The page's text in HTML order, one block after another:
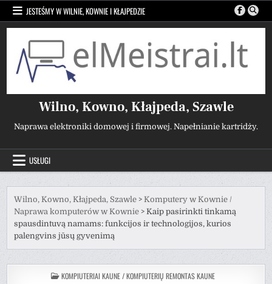
Przejdź
treści
JESTEŚMY W WILNIE, KOWNIE I KŁAJPEDZIE
Wilno, Kowno, Kłajpeda, Szawle
Naprawa elektroniki domowej i firmowej. Napełnianie kartridży.
USŁUGI
Wilno, Kowno, Kłajpeda, Szawle >Komputery w Kownie /
Naprawa komputerów w Kownie >Kaip pasirinkti tinkamą
spausdintuvą namams: funkcijos ir technologijos, kurios
palengvins jūsų gyvenimą
POSTED
KOMPIUTERIAI KAUNE / KOMPIUTERIŲ REMONTAS KAUNE